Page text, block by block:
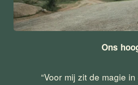
Ons
“Voor mij zit de magie